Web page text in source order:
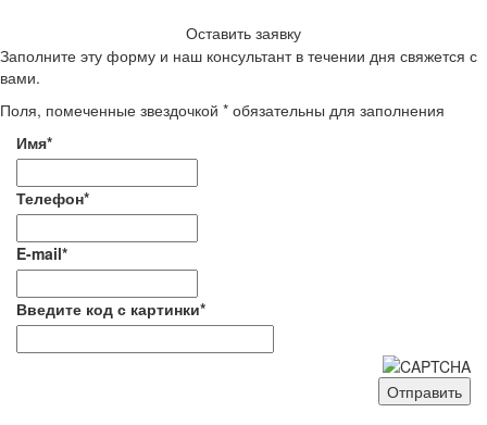
Оставить заявку
Заполните эту форму и наш консультант в течении дня свяжется с
вами.
Поля, помеченные звездочкой * обязательны для заполнения
Имя*
Телефон*
E-mail*
Введите код с картинки*